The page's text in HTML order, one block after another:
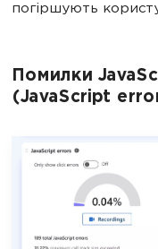
погіршують
Помилки
(JavaScript